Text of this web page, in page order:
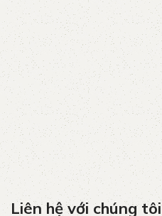
Liên hệ với chúng tôi